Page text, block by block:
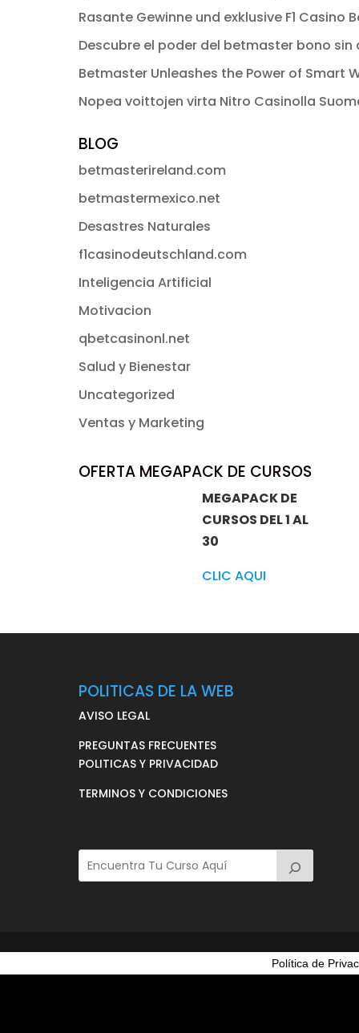
Rasante Gewinne und exklusive F1 Casino
Descubre el poder del betmaster bono
Betmaster Unleashes the Power of Smart
Nopea voittojen virta Nitro Casinolla
BLOG
betmasterireland.com
betmastermexico.net
Desastres Naturales
f1casinodeutschland.com
Inteligencia Artificial
Motivacion
qbetcasinonl.net
Salud y Bienestar
Uncategorized
Ventas y Marketing
OFERTA MEGAPACK DE CURSOS
MEGAPACK DE
CURSOS DEL 1 AL
30
CLIC AQUI
POLITICAS DE LA WEB
AVISO LEGAL
PREGUNTAS FRECUENTES
POLITICAS Y PRIVACIDAD
TERMINOS Y CONDICIONES
Política de